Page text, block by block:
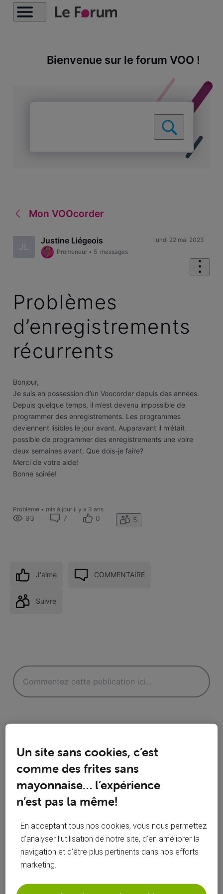
Bienvenue sur le forum VOO !
Mon VOOcorder
JL
Justine Liégeois
Promeneur • 5 messages
lundi 22 mai 2023
Problèmes
d’enregistrements
récurrents
Bonjour,
Je suis en possession d’un Voocorder depuis des années.
Depuis quelque temps, il m’est devenu impossible de
programmer des enregistrements. Les programmes
deviennent lisibles le jour avant. Auparavant il m’était
possible de programmer des enregistrements une voire
deux semaines avant. Que dois-je faire?
Merci de votre aide!
Bonne soirée!
Problème • mis à jour il y a 3 ans
93 7 0 5
J'aime COMMENTAIRE
Suivre
Selected
Oldest
Firstroylion15
Un site sans cookies, c’est
comme des frites sans
mayonnaise… l’expérience
n’est pas la même!
En acceptant tous nos cookies, vous nous permettez
d’analyser l’utilisation de notre site, d’en améliorer la
navigation et d’être plus pertinents dans nos efforts
marketing.